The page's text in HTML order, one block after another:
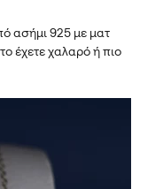
ασήμι 925 με ματ
έχετε χαλαρό ή πιο